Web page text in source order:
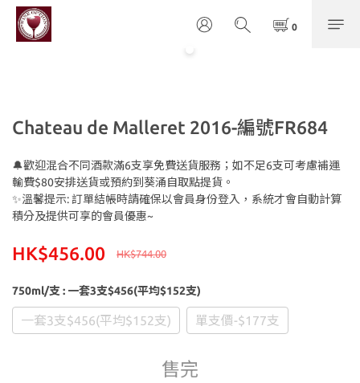
Chateau de Malleret 2016-編號FR684
🔔歡迎混合不同酒款滿6支享免費送貨服務；如不足6支可考慮補運
輸費$80安排送貨或預約到葵涌自取點提貨。
✨溫馨提示: 訂單結帳時請確保以會員身份登入，系統才會自動計算
積分及提供可享的會員優惠~
HK$744.00
HK$456.00
750ml/支 : 一套3支$456(平均$152支)
一套3支$456(平均$152支) 單支價-$177支
售完